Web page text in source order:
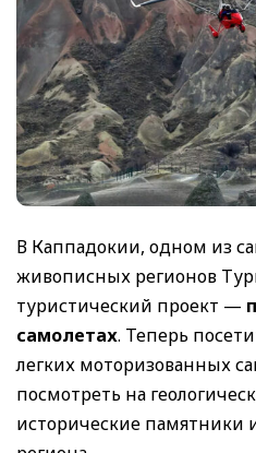
В Каппадокии, одном из
живописных регионов
туристический проект —
самолетах. Теперь
легких моторизованных
посмотреть на
исторические